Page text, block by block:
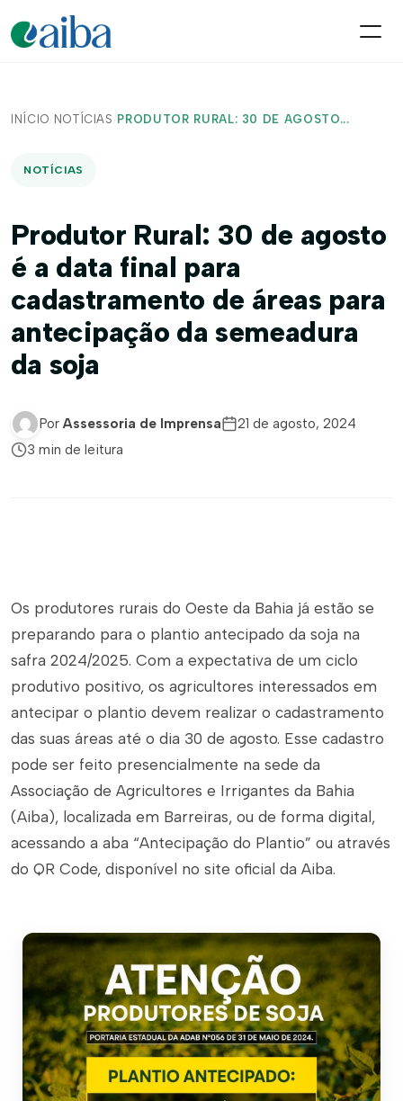
INÍCIO/ NOTÍCIAS / PRODUTOR RURAL: 30 DE AGOSTO...
NOTÍCIAS
Produtor Rural: 30 de agosto
é a data final para
cadastramento de áreas para
antecipação da semeadura
da soja
Por Assessoria de Imprensa
21 de agosto, 2024
3 min de leitura
Os produtores rurais do Oeste da Bahia já estão se
preparando para o plantio antecipado da soja na
safra 2024/2025. Com a expectativa de um ciclo
produtivo positivo, os agricultores interessados em
antecipar o plantio devem realizar o cadastramento
das suas áreas até o dia 30 de agosto. Esse cadastro
pode ser feito presencialmente na sede da
Associação de Agricultores e Irrigantes da Bahia
(Aiba), localizada em Barreiras, ou de forma digital,
acessando a aba “Antecipação do Plantio” ou através
do QR Code, disponível no site oficial da Aiba.